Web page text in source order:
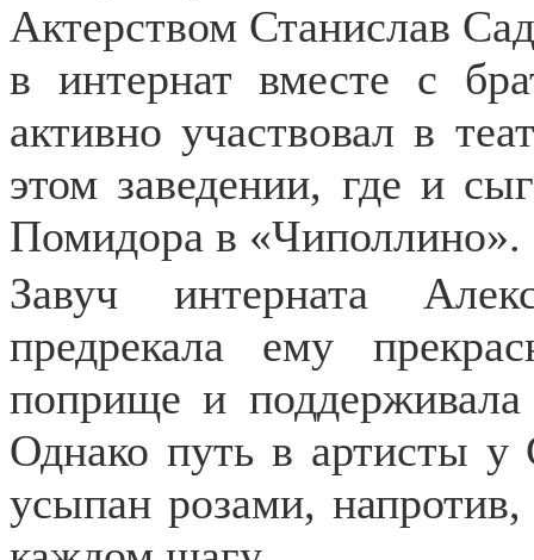
Актерством Станислав
в интернат вместе с
активно участвовал в
этом заведении, где и
Помидора в «Чиполлино».
Завуч интерната
предрекала ему
поприще и поддерживала
Однако путь в артисты у
усыпан розами,